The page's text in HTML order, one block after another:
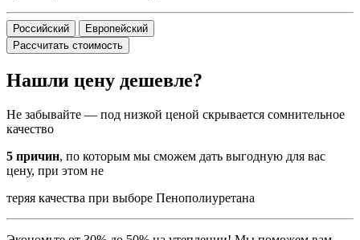
Российский
Европейский
Рассчитать стоимость
Нашли цену дешевле?
Не забывайте — под низкой ценой скрывается сомнительное
качество
5 причин, по которым мы сможем дать выгодную для вас
цену, при этом не
теряя качества при выборе Пенополиуретана